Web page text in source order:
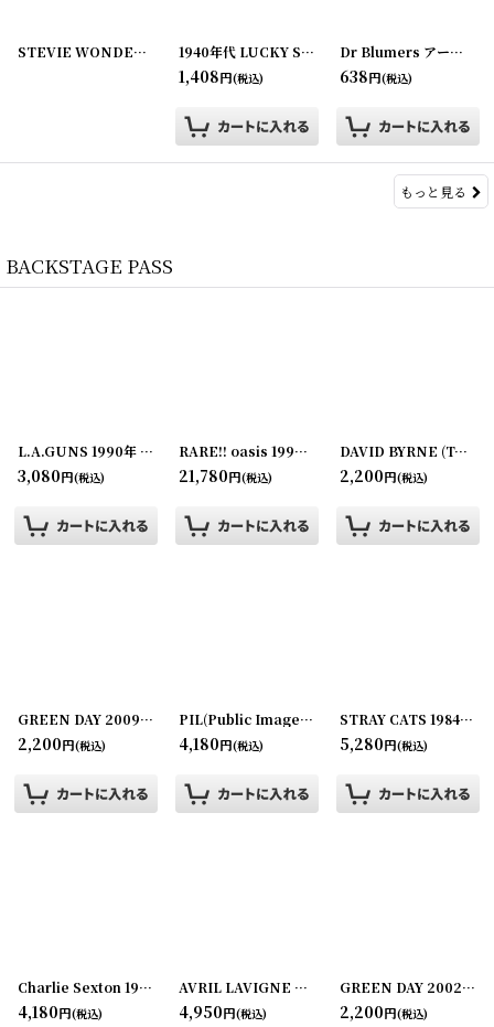
STEVIE WONDER 1992年 NATURAL WONDER Tour [260615-55]
1940年代 LUCKY STAR レポート用紙 ノート [
1,408円(税込)
Dr Blumers アーモンドエッセンス 箱
638円(税込)
もっと見る
BACKSTAGE PASS
L.A.GUNS 1990年 Cocked and Loaded Tour 250726-74]
3,080円(税込)
RARE!! oasis 1997-1998年 ALL AROUND THE WORLD TOUR
21,780円(税込)
DAVID BYRNE (TALKING HEADS) 1992年 Monster in the Mirror Tour
2,200円(税込)
GREEN DAY 2009年 21st Century Breakdown Concert Tour [260107-
2,200円(税込)
PIL(Public Image Ltd) SEX PISTOLS 1989年 Disappointed Tour
4,180円(税込)
STRAY CATS 1984年 PIN-UP.TOUR
5,280円(税込)
Charlie Sexton 1989年 '89 Tour [260615-09
4,180円(税込)
AVRIL LAVIGNE 2004-2005年 Bonez Tour [
4,950円(税込)
GREEN DAY 2002年 POP DISASTER TOUR
2,200円(税込)